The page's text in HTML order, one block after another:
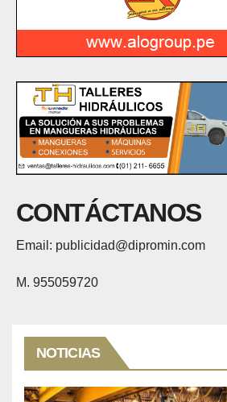
CONTÁCTANOS
Email: publicidad@dipromin.com
M. 955059720
NOTICIAS